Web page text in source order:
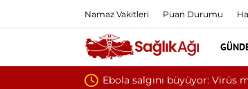
Namaz Vakitleri Puan Durumu